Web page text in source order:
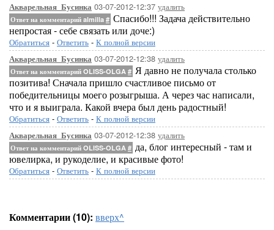
Акварельная_Бусинка 03-07-2012-12:37 удалить
Ответ на комментарий almilla # Спасибо!!! Задача действительно
непростая - себе связать или доче:)
Обратиться - Ответить - К полной версии
Акварельная_Бусинка 03-07-2012-12:38 удалить
Ответ на комментарий OLISS-OLGA # Я давно не получала столько
позитива! Сначала пришло счастливое письмо от
победительницы моего розыгрыша. А через час написали,
что и я выиграла. Какой вчера был день радостный!
Обратиться - Ответить - К полной версии
Акварельная_Бусинка 03-07-2012-12:38 удалить
Ответ на комментарий OLISS-OLGA # да, блог интересный - там и
ювелирка, и рукоделие, и красивые фото!
Обратиться - Ответить - К полной версии
Комментарии (10): вверх^